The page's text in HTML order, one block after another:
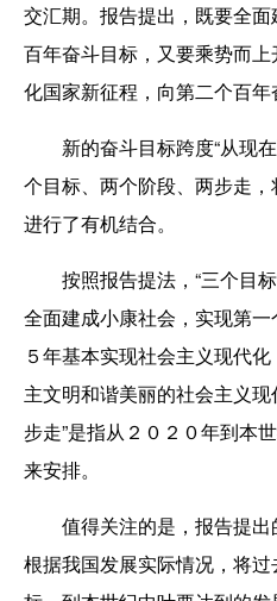
交汇期。报告提出，既要全
百年奋斗目标，又要乘势而
化国家新征程，向第二个百年
新的奋斗目标跨度“从现在
个目标、两个阶段、两步走，
进行了有机结合。
按照报告提法，“三个目标
全面建成小康社会，实现第
５年基本实现社会主义现代
主文明和谐美丽的社会主义现
步走”是指从２０２０年到本
来安排。
值得关注的是，报告提出
根据我国发展实际情况，将